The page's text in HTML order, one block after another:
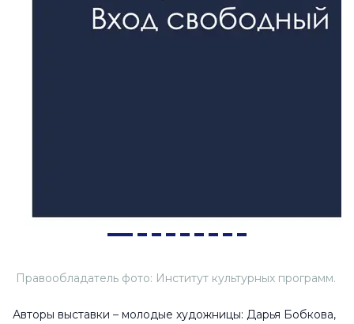
Правообладатель фото: Институт культурных программ.
Авторы выставки – молодые художницы: Дарья Бобкова,